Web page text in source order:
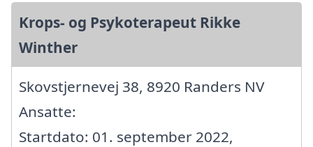
Krops- og Psykoterapeut Rikke
Winther
Skovstjernevej 38, 8920 Randers NV
Ansatte:
Startdato: 01. september 2022,